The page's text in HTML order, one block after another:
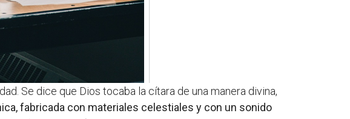
Se dice que Dios tocaba la cítara de una manera divina,
fabricada con materiales celestiales y con un sonido